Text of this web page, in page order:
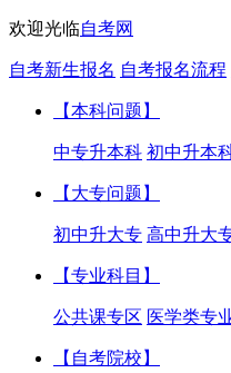
欢迎光临自考网
自考新生报名 自考报名流程
【本科问题】
中专升本科 初中升本
【大专问题】
初中升大专 高中升大
【专业科目】
公共课专区 医学类专
【自考院校】